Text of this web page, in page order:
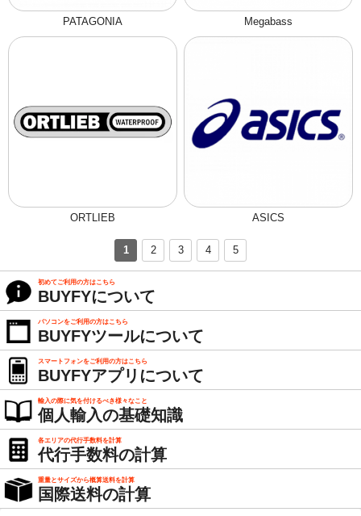
PATAGONIA Megabass
ORTLIEB ASICS
1 2 3 4 5
初めてご利用の方はこちら
BUYFYについて
パソコンをご利用の方はこちら
BUYFYツールについて
スマートフォンをご利用の方はこちら
BUYFYアプリについて
輸入の際に気を付けるべき様々なこと
個人輸入の基礎知識
各エリアの代行手数料を計算
代行手数料の計算
重量とサイズから概算送料を計算
国際送料の計算